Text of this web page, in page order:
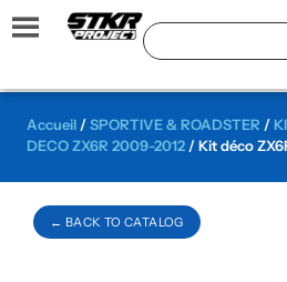
← BACK TO CATALOG
Accueil /SPORTIVE & ROADSTER /
DECO ZX6R 2009-2012 / Kit déco